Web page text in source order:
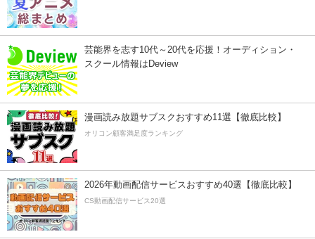
芸能界を志す10代～20代を応援！オーディション・
スクール情報はDeview
漫画読み放題サブスクおすすめ11選【徹底比較】
オリコン顧客満足度ランキング
2026年動画配信サービスおすすめ40選【徹底比較】
CS動画配信サービス20選